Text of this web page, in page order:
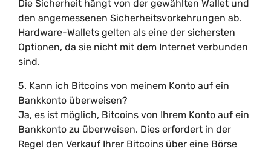
Die Sicherheit hängt von der gewählten Wallet und
den angemessenen Sicherheitsvorkehrungen ab.
Hardware-Wallets gelten als eine der sichersten
Optionen, da sie nicht mit dem Internet verbunden
sind.
5. Kann ich Bitcoins von meinem Konto auf ein
Bankkonto überweisen?
Ja, es ist möglich, Bitcoins von Ihrem Konto auf ein
Bankkonto zu überweisen. Dies erfordert in der
Regel den Verkauf Ihrer Bitcoins über eine Börse